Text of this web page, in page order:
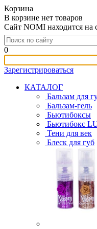
Корзина
В корзине нет товаров
Сайт NOMI находится на
0
Зарегистрироваться
КАТАЛОГ
Бальзам для
Бальзам-гель
Бьютибоксы
Бьютибокс
Тени для век
Блеск для губ